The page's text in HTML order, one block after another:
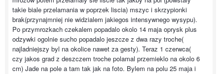
takie biale przelamania w poprzek liscia) mszyc i skrzypionki
brak(przynajmniej nie widzialem jakiegos intensywnego wysypu).
Po przymrozkach czekalem popadalo okolo 14 maja oprysk plus
odzywki ogolnie sucho popadalo jeszcze z dwa razy troche(
najladniejszy byl na okolice nawet za gesty). Teraz 1 czerwca(
czy jakos grad z deszczem troche polamal przemieklo na okolo 6
cm) Jade na pole a tam tak jak na foto. Bylem na polu 25 maja i